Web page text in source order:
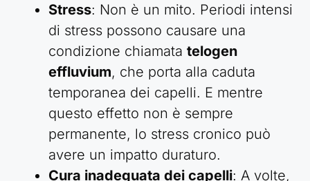
Stress: Non è un mito. Periodi intensi
di stress possono causare una
condizione chiamata telogen
effluvium, che porta alla caduta
temporanea dei capelli. E mentre
questo effetto non è sempre
permanente, lo stress cronico può
avere un impatto duraturo.
Cura inadeguata dei capelli: A volte,